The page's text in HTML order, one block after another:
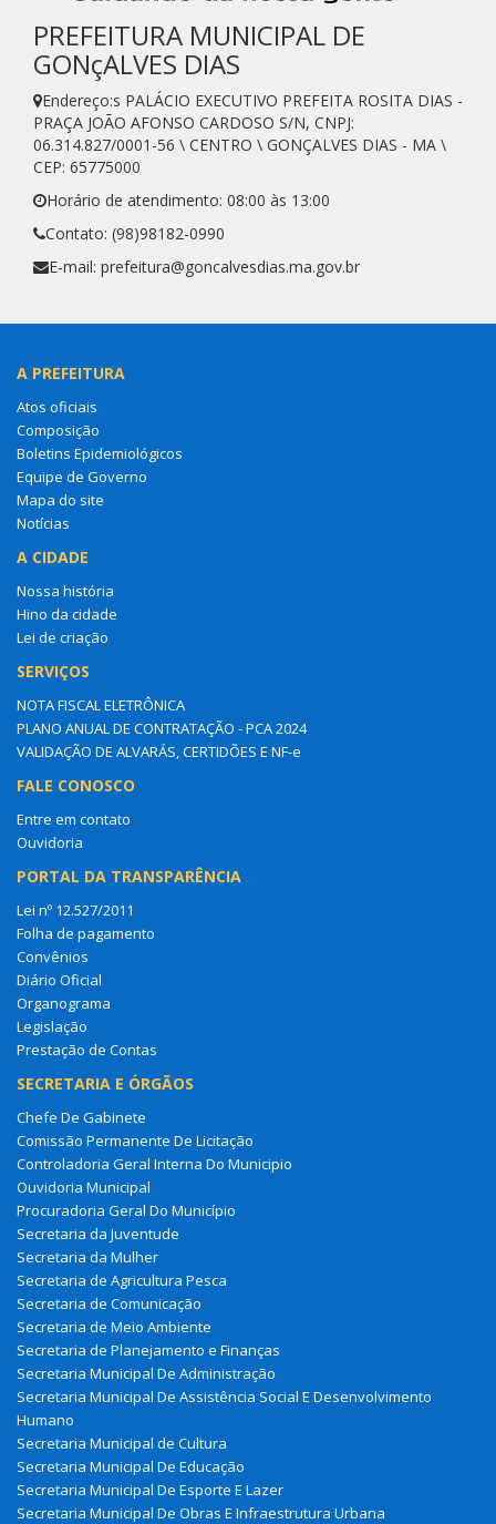
PREFEITURA MUNICIPAL DE
GONçALVES DIAS
Endereço:s PALÁCIO EXECUTIVO PREFEITA ROSITA DIAS -
PRAÇA JOÃO AFONSO CARDOSO S/N, CNPJ:
06.314.827/0001-56 \ CENTRO \ GONÇALVES DIAS - MA \
CEP: 65775000
Horário de atendimento: 08:00 às 13:00
Contato: (98)98182-0990
E-mail: prefeitura@goncalvesdias.ma.gov.br
A PREFEITURA
Atos oficiais
Composição
Boletins Epidemiológicos
Equipe de Governo
Mapa do site
Notícias
A CIDADE
Nossa história
Hino da cidade
Lei de criação
SERVIÇOS
NOTA FISCAL ELETRÔNICA
PLANO ANUAL DE CONTRATAÇÃO - PCA 2024
VALIDAÇÃO DE ALVARÁS, CERTIDÕES E NF-e
FALE CONOSCO
Entre em contato
Ouvidoria
PORTAL DA TRANSPARÊNCIA
Lei nº 12.527/2011
Folha de pagamento
Convênios
Diário Oficial
Organograma
Legislação
Prestação de Contas
SECRETARIA E ÓRGÃOS
Chefe De Gabinete
Comissão Permanente De Licitação
Controladoria Geral Interna Do Municipio
Ouvidoria Municipal
Procuradoria Geral Do Município
Secretaria da Juventude
Secretaria da Mulher
Secretaria de Agricultura Pesca
Secretaria de Comunicação
Secretaria de Meio Ambiente
Secretaria de Planejamento e Finanças
Secretaria Municipal De Administração
Secretaria Municipal De Assistência Social E Desenvolvimento
Humano
Secretaria Municipal de Cultura
Secretaria Municipal De Educação
Secretaria Municipal De Esporte E Lazer
Secretaria Municipal De Obras E Infraestrutura Urbana